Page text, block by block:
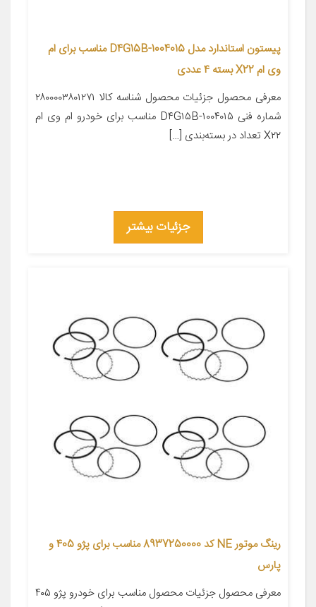
پیستون استاندارد مدل D4G15B-1004015 مناسب برای ام
وی ام X22 بسته 4 عددی
معرفی محصول جزئیات محصول شناسه کالا ۲۸۰۰۰۰۳۸۰۱۲۷۱
شماره فنی D۴G۱۵B-۱۰۰۴۰۱۵ مناسب برای خودرو ام وی ام
X۲۲ تعداد در بسته‌بندی […]
جزئیات بیشتر
رینگ موتور NE کد 8937250000 مناسب برای پژو 405 و
پارس
معرفی محصول جزئیات محصول مناسب برای خودرو پژو ۴۰۵